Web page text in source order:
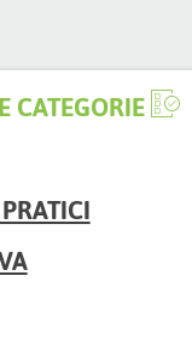
CATEGORIE